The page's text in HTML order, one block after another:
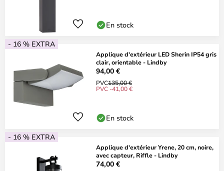
En stock
- 16 % EXTRA
Applique d'extérieur LED Sherin IP54 gris
clair, orientable - Lindby
94,00 €
PVC135,00 €
PVC -41,00 €
En stock
- 16 % EXTRA
Applique d'extérieur Yrene, 20 cm, noire,
avec capteur, Riffle - Lindby
74,00 €